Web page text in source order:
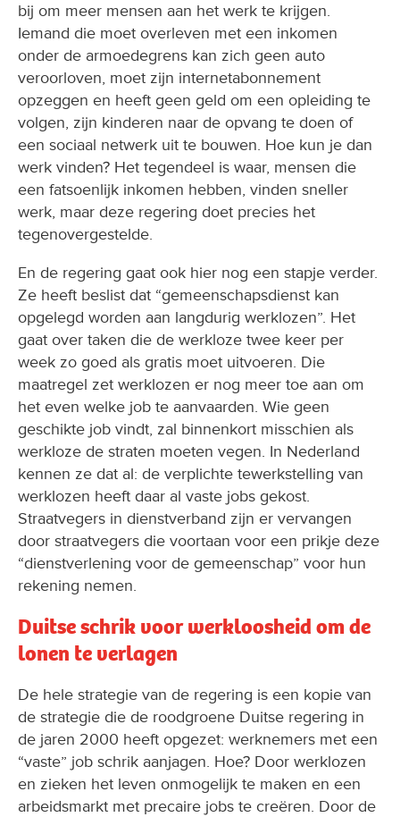
bij om meer mensen aan het werk te krijgen.
Iemand die moet overleven met een inkomen
onder de armoedegrens kan zich geen auto
veroorloven, moet zijn internetabonnement
opzeggen en heeft geen geld om een opleiding te
volgen, zijn kinderen naar de opvang te doen of
een sociaal netwerk uit te bouwen. Hoe kun je dan
werk vinden? Het tegendeel is waar, mensen die
een fatsoenlijk inkomen hebben, vinden sneller
werk, maar deze regering doet precies het
tegenovergestelde.
En de regering gaat ook hier nog een stapje verder.
Ze heeft beslist dat “gemeenschapsdienst kan
opgelegd worden aan langdurig werklozen”. Het
gaat over taken die de werkloze twee keer per
week zo goed als gratis moet uitvoeren. Die
maatregel zet werklozen er nog meer toe aan om
het even welke job te aanvaarden. Wie geen
geschikte job vindt, zal binnenkort misschien als
werkloze de straten moeten vegen. In Nederland
kennen ze dat al: de verplichte tewerkstelling van
werklozen heeft daar al vaste jobs gekost.
Straatvegers in dienstverband zijn er vervangen
door straatvegers die voortaan voor een prikje deze
“dienstverlening voor de gemeenschap” voor hun
rekening nemen.
Duitse schrik voor werkloosheid om de
lonen te verlagen
De hele strategie van de regering is een kopie van
de strategie die de roodgroene Duitse regering in
de jaren 2000 heeft opgezet: werknemers met een
“vaste” job schrik aanjagen. Hoe? Door werklozen
en zieken het leven onmogelijk te maken en een
arbeidsmarkt met precaire jobs te creëren. Door de